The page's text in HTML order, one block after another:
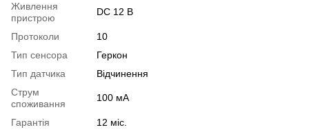
Живлення
пристрою
DC 12 В
Протоколи
10
Тип сенсора
Геркон
Тип датчика
Відчинення
Струм
споживання
100 мА
Гарантія 12 міс.